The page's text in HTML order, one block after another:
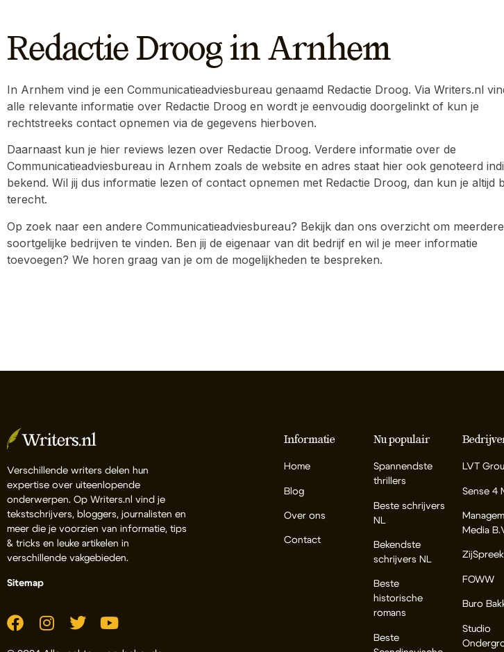
Redactie Droog in Arnhem
In Arnhem vind je een Communicatieadviesbureau genaamd Redactie Droog. Via Writers.nl
alle relevante informatie over Redactie Droog en wordt je eenvoudig doorgelinkt of kun je
rechtstreeks contact opnemen via de gegevens hierboven.
Daarnaast kun je hier reviews lezen over Redactie Droog. Verdere informatie over de
Communicatieadviesbureau in Arnhem zoals de website en adres staat hier ook genoteerd
bekend. Wil jij dus informatie lezen of contact opnemen met Redactie Droog, dan kun je altijd
terecht.
Op zoek naar een andere Communicatieadviesbureau? Bekijk dan ons overzicht om meerdere
soortgelijke bedrijven te vinden. Ben jij de eigenaar van dit bedrijf en wil je meer informatie
toevoegen? We horen graag van je om de mogelijkheden te bespreken.
Verschillende writers delen hun
expertise over uiteenlopende
onderwerpen. Op Writers.nl vind je
tekstschrijvers, bloggers, journalisten en
meer die je voorzien van informatie, tips
& tricks en leuke artikelen in
verschillende vakgebieden.
Sitemap
Informatie
Home
Blog
Over ons
Contact
Nu populair
Spannendste
thrillers
Beste schrijvers
NL
Bekendste
schrijvers NL
Beste
historische
romans
Beste
LVT
Sense 4
Media
FOWW
Buro
Studio